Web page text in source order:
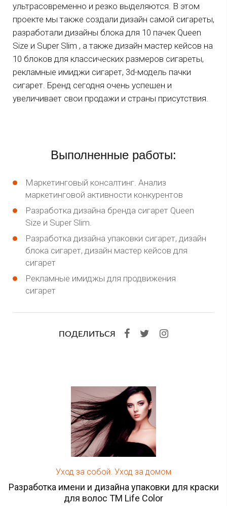
ультрасовременно и резко выделяются. В этом
проекте мы также создали дизайн самой сигареты,
разработали дизайны блока для 10 пачек Queen
Size и Super Slim , а также дизайн мастер кейсов на
10 блоков для классических размеров сигареты,
рекламные имиджи сигарет, 3d-модель пачки
сигарет. Бренд сегодня очень успешен и
увеличивает свои продажи и страны присутствия.
Выполненные работы:
Маркетинговый консалтинг. Анализ
маркетинговой активности конкурентов
Разработка дизайна бренда сигарет Queen
Size и Super Slim.
Разработка дизайна упаковки сигарет, дизайн
блока сигарет, дизайн мастер кейсов для
сигарет
Рекламные имиджы для продвижения
сигарет
ПОДЕЛИТЬСЯ
Уход за собой. Уход за домом
Разработка имени и дизайна упаковки для краски
для волос ТМ Life Color